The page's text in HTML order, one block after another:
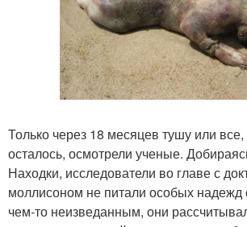
Только через 18 месяцев тушу или все,
осталось, осмотрели ученые.
Находки, исследователи во главе с
моллисоном не питали особых надежд
чем-то неизведанным, они